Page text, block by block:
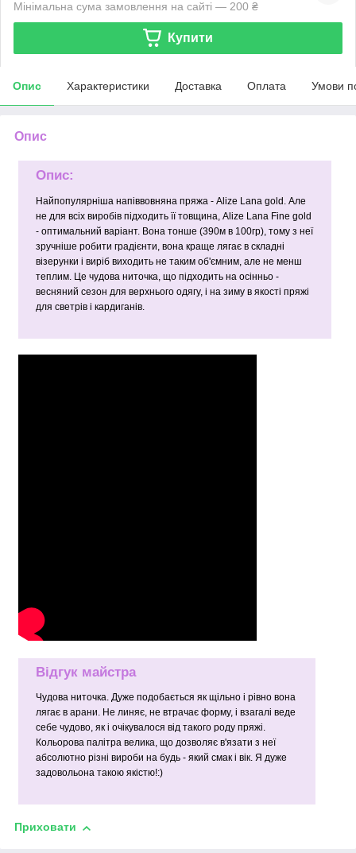
Мінімальна сума замовлення на сайті — 200 ₴
Купити
Опис Характеристики Доставка Оплата Умови
Опис
Опис:
Найпопулярніша напіввовняна пряжа - Alize Lana gold. Але
не для всіх виробів підходить її товщина, Alize Lana Fine gold
- оптимальний варіант. Вона тонше (390м в 100гр), тому з неї
зручніше робити градієнти, вона краще лягає в складні
візерунки і виріб виходить не таким об'ємним, але не менш
теплим. Це чудова ниточка, що підходить на осінньо -
весняний сезон для верхнього одягу, і на зиму в якості пряжі
для светрів і кардиганів.
Відгук майстра
Чудова ниточка. Дуже подобається як щільно і рівно вона
лягає в арани. Не линяє, не втрачає форму, і взагалі веде
себе чудово, як і очікувалося від такого роду пряжі.
Кольорова палітра велика, що дозволяє в'язати з неї
абсолютно різні вироби на будь - який смак і вік. Я дуже
задовольона такою якістю!:)
Приховати